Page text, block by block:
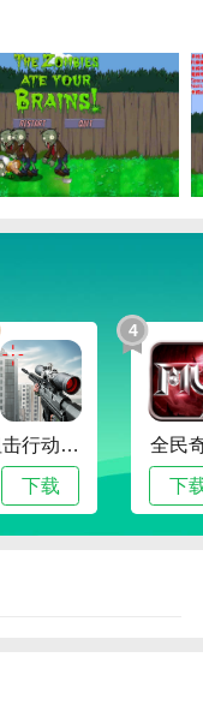
你要非常小心，
味性的射击游戏。
画面、逼真的音
。同时，多人在线
，那么戴夫大战僵
手游。欢迎记网
最佳网站！
狙击行动代号猎鹰
下载
4
全民
下